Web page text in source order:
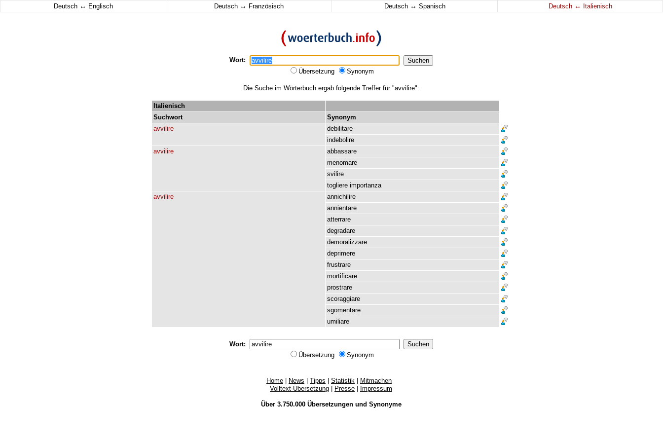
Deutsch ↔ Englisch Deutsch ↔ Französisch Deutsch ↔ Spanisch Deutsch ↔ Italienisch
Wort:
Übersetzung
Synonym
Die Suche im Wörterbuch ergab folgende Treffer für "avvilire":
Italienisch
Suchwort
Synonym
avvilire
debilitare
indebolire
avvilire
abbassare
menomare
svilire
togliere importanza
avvilire
annichilire
annientare
atterrare
degradare
demoralizzare
deprimere
frustrare
mortificare
prostrare
scoraggiare
sgomentare
umiliare
Wort:
Übersetzung
Synonym
Home News Tipps Statistik
Mitmachen
Volltext-Übersetzung
Presse Impressum
Über 3.750.000 Übersetzungenund Synonyme